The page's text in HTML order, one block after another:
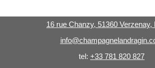
16 rue Chanzy, 51360 Verzenay,
tel: +33 781 820 827